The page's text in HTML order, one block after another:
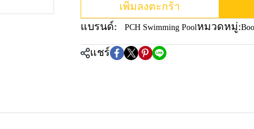
เพิ่มลงตะกร้า
แบรนด์:
PCH Swimming Poolหมวดหมู่:
แชร์